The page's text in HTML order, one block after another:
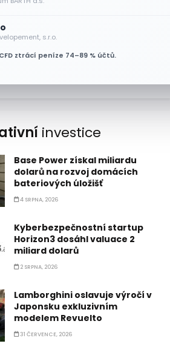
s.r.o.
ztrácí peníze 74–89 % účtů.
indexu Nasdaq 100 za čtyři dny
investice
Base Power získal miliardu
dolarů na rozvoj domácích
bateriových úložišť
4 SRPNA, 2026
Kyberbezpečnostní startup
Horizon3 dosáhl valuace 2
miliard dolarů
2 SRPNA, 2026
Lamborghini oslavuje výročí v
Japonsku exkluzivním
modelem Revuelto
31 ČERVENCE, 2026